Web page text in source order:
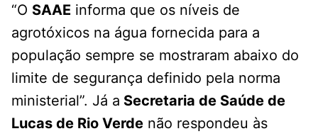
“O SAAE informa que os níveis de
agrotóxicos na água fornecida para a
população sempre se mostraram abaixo do
limite de segurança definido pela norma
ministerial”. Já a Secretaria de Saúde de
Lucas de Rio Verde não respondeu às